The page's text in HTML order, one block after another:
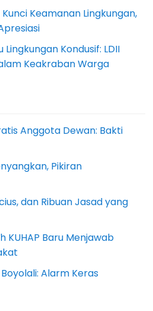
Keamanan Lingkungan,
Kondusif: LDII
Keakraban Warga
Anggota Dewan: Bakti
Pikiran
dan Ribuan Jasad yang
KUHAP Baru Menjawab
Alarm Keras